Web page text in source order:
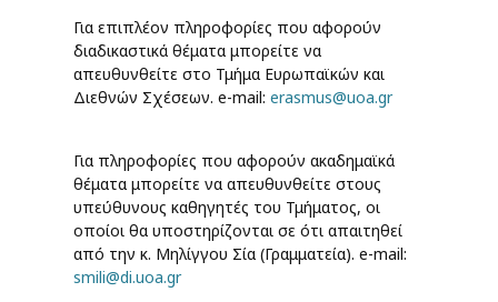
Για επιπλέον πληροφορίες που αφορούν
διαδικαστικά θέματα μπορείτε να
απευθυνθείτε στο Τμήμα Ευρωπαϊκών και
Διεθνών Σχέσεων. e-mail: erasmus@uoa.gr
Για πληροφορίες που αφορούν ακαδημαϊκά
θέματα μπορείτε να απευθυνθείτε στους
υπεύθυνους καθηγητές του Τμήματος, οι
οποίοι θα υποστηρίζονται σε ότι απαιτηθεί
από την κ. Μηλίγγου Σία (Γραμματεία). e-mail:
smili@di.uoa.gr